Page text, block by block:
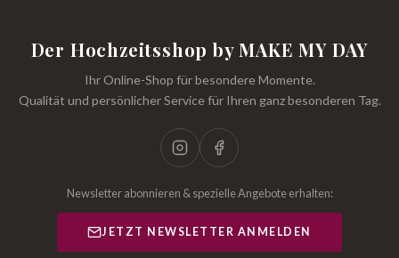
Der Hochzeitsshop by MAKE MY DAY
Ihr Online-Shop für besondere Momente.
Qualität und persönlicher Service für Ihren ganz besonderen Tag.
Newsletter abonnieren & spezielle Angebote erhalten:
JETZT NEWSLETTER ANMELDEN